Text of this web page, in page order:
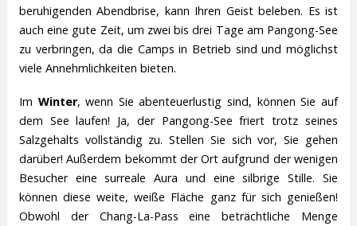
beruhigenden Abendbrise, kann Ihren Geist beleben. Es ist
auch eine gute Zeit, um zwei bis drei Tage am Pangong-See
zu verbringen, da die Camps in Betrieb sind und möglichst
viele Annehmlichkeiten bieten.
Im Winter, wenn Sie abenteuerlustig sind, können Sie auf
dem See laufen! Ja, der Pangong-See friert trotz seines
Salzgehalts vollständig zu. Stellen Sie sich vor, Sie gehen
darüber! Außerdem bekommt der Ort aufgrund der wenigen
Besucher eine surreale Aura und eine silbrige Stille. Sie
können diese weite, weiße Fläche ganz für sich genießen!
Obwohl der Chang-La-Pass eine beträchtliche Menge